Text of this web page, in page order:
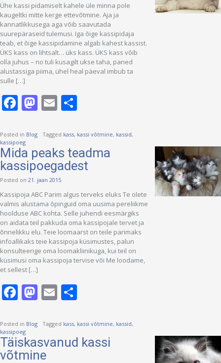
Ühe kassi pidamiselt kahele üle minna pole
kaugeltki mitte kerge ettevõtmine. Aja ja
kannatlikkusega aga võib saavutada
suurepäraseid tulemusi. Iga õige kassipidaja
teab, et õige kassipidamine algab kahest kassist.
ÜKS kass on lihtsalt… üks kass. ÜKS kass võib
olla juhus – no tuli kusagilt ukse taha, paned
alustassiga piima, ühel heal päeval imbub ta
sulle […]
Facebook
Mastodon
Email
Posted in Blog Tagged kass, kassi võtmine, kassid,
kassipoeg
Mida peaks teadma
kassipoegadest
Posted on 21. jaan 2015
Kassipoja ABC Parim algus terveks eluks Te olete
valmis alustama õpinguid oma uusima pereliikme
hoolduse ABC kohta. Selle juhendi eesmärgiks
on aidata teil pakkuda oma kassipojale tervet ja
õnnelikku elu. Teie loomaarst on teile parimaks
infoallikaks teie kassipoja küsimustes, palun
konsulteerige oma loomakliinikuga, kui teil on
küsimusi oma kassipoja tervise või Me loodame,
et sellest […]
Facebook
Mastodon
Email
Posted in Blog Tagged kass, kassi võtmine, kassid,
kassipoeg
Täiskasvanud kassi
võtmine